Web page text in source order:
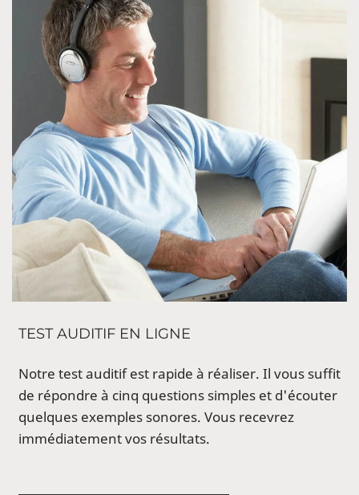
TEST AUDITIF EN LIGNE
Notre test auditif est rapide à réaliser. Il vous suffit
de répondre à cinq questions simples et d'écouter
quelques exemples sonores. Vous recevrez
immédiatement vos résultats.